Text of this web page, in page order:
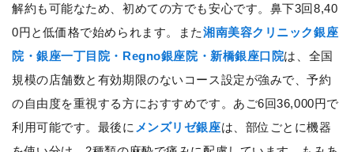
解約も可能なため、初めての方でも安心です。鼻下3回8,40
0円と低価格で始められます。また湘南美容クリニック銀座
院・銀座一丁目院・Regno銀座院・新橋銀座口院は、全国
規模の店舗数と有効期限のないコース設定が強みで、予約
の自由度を重視する方におすすめです。あご6回36,000円で
利用可能です。最後に メンズリゼ銀座は、部位ごとに機器